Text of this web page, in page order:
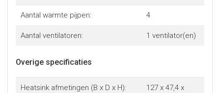
Aantal warmte pijpen: 4
Aantal ventilatoren: 1 ventilator(en)
Overige specificaties
Heatsink afmetingen (B x D x H):
127 x 47,4 x